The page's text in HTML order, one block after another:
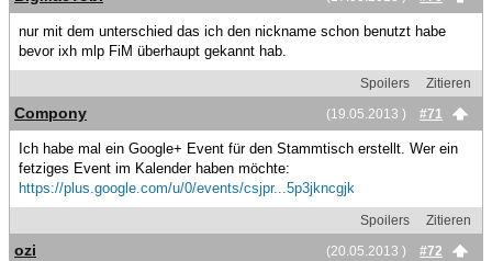
nur mit dem unterschied das ich den nickname schon benutzt habe
bevor ixh mlp FiM überhaupt gekannt hab.
Spoilers
Zitieren
(19.05.2013 )
#71
Compony
Ich habe mal ein Google+ Event für den Stammtisch erstellt. Wer ein
fetziges Event im Kalender haben möchte:
https://plus.google.com/u/0/events/csjpr...5p3jkncgjk
Spoilers
Zitieren
(20.05.2013 )
#72
ozi